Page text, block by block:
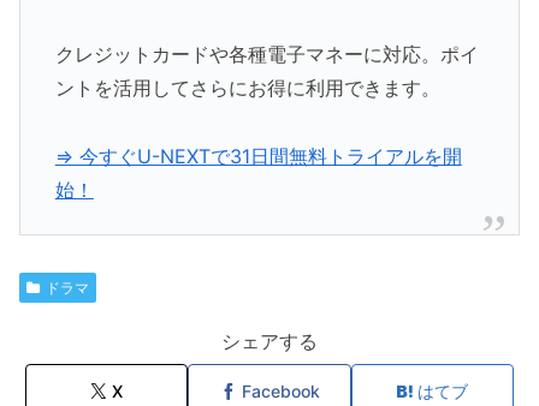
クレジットカードや各種電子マネーに対応。ポイ
ントを活用してさらにお得に利用できます。
⇒ 今すぐU-NEXTで31日間無料トライアルを開
始！
ドラマ
シェアする
X Facebook はてブ